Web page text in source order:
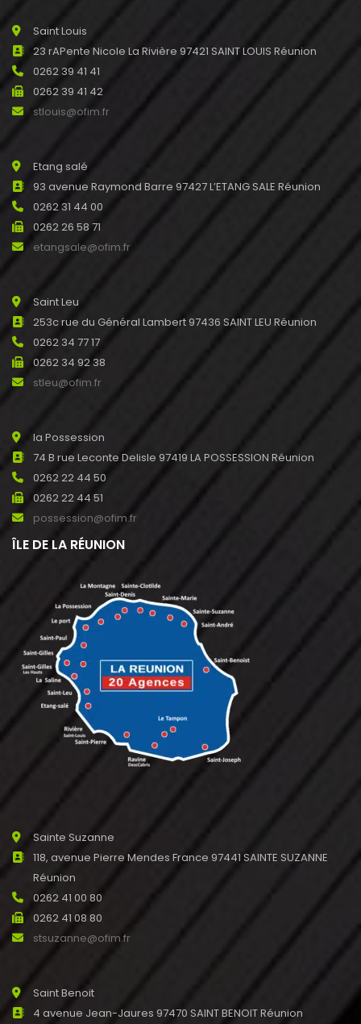
Saint Louis
23 rAPente Nicole La Rivière 97421 SAINT LOUIS Réunion
0262 39 41 41
0262 39 41 42
stlouis@ofim.fr
Etang salé
93 avenue Raymond Barre 97427 L’ETANG SALE Réunion
0262 31 44 00
0262 26 58 71
etangsale@ofim.fr
Saint Leu
253c rue du Général Lambert 97436 SAINT LEU Réunion
0262 34 77 17
0262 34 92 38
stleu@ofim.fr
la Possession
74 B rue Leconte Delisle 97419 LA POSSESSION Réunion
0262 22 44 50
0262 22 44 51
possession@ofim.fr
ÎLE DE LA RÉUNION
Sainte Suzanne
118, avenue Pierre Mendes France 97441 SAINTE SUZANNE
Réunion
0262 41 00 80
0262 41 08 80
stsuzanne@ofim.fr
Saint Benoit
4 avenue Jean-Jaures 97470 SAINT BENOIT Réunion